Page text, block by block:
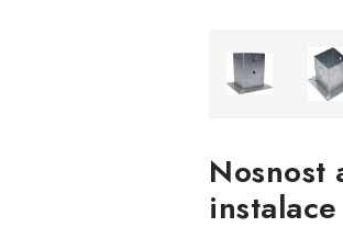
Nosnost
instalace